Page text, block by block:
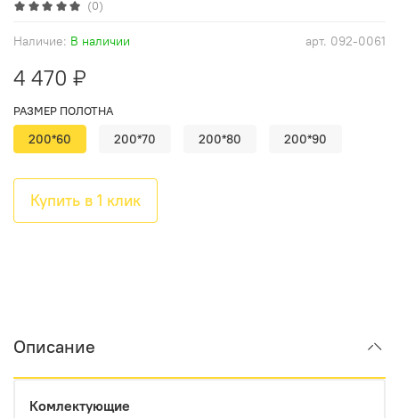
(0)
арт. 092-0061
Наличие: В наличии
4 470 ₽
Купить в 1 клик
РАЗМЕР ПОЛОТНА
200*60 200*70 200*80 200*90
Описание
Комлектующие